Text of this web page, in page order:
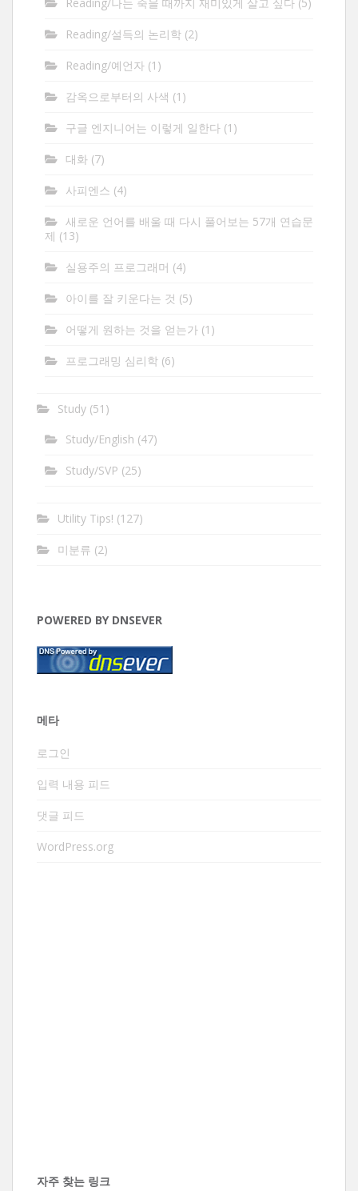
Reading/설득의 논리학 (2)
Reading/예언자 (1)
감옥으로부터의 사색 (1)
구글 엔지니어는 이렇게 일한다 (1)
대화 (7)
사피엔스 (4)
새로운 언어를 배울 때 다시 풀어보는 57개 연습문
제 (13)
실용주의 프로그래머 (4)
아이를 잘 키운다는 것 (5)
어떻게 원하는 것을 얻는가 (1)
프로그래밍 심리학 (6)
Study (51)
Study/English (47)
Study/SVP (25)
Utility Tips! (127)
미분류 (2)
POWERED BY DNSEVER
메타
로그인
입력 내용 피드
댓글 피드
WordPress.org
자주 찾는 링크